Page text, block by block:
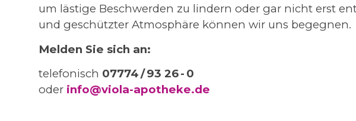
um lästige Beschwerden zu lindern oder gar nicht erst
und geschützter Atmosphäre können wir uns begegnen.
Melden Sie sich an:
telefonisch 07774 / 93 26 - 0
oder info@viola-apotheke.de